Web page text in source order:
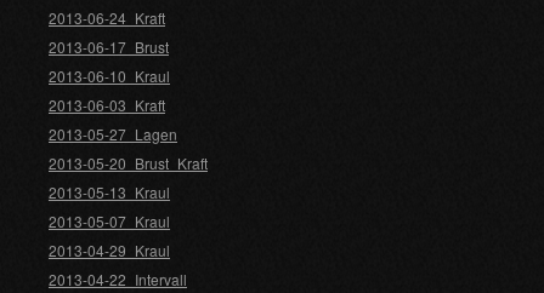
2013-06-24_Kraft
2013-06-17_Brust
2013-06-10_Kraul
2013-06-03_Kraft
2013-05-27_Lagen
2013-05-20_Brust_Kraft
2013-05-13_Kraul
2013-05-07_Kraul
2013-04-29_Kraul
2013-04-22_Intervall